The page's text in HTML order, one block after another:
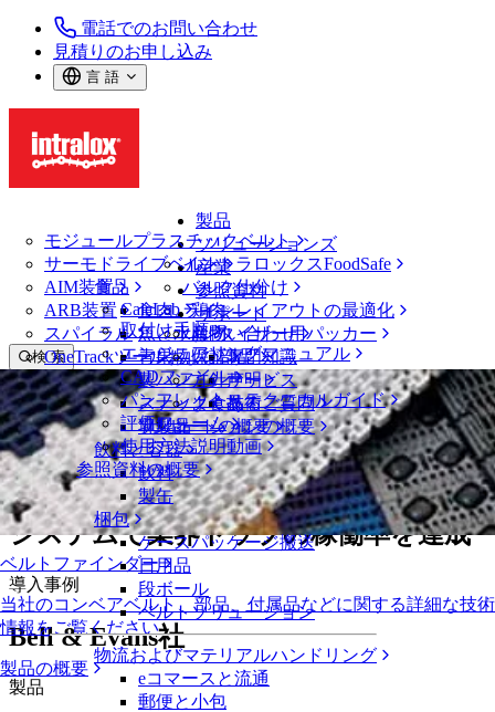
電話でのお問い合わせ
見積りのお申し込み
言 語
製品
モジュールプラスチックベルト
サーモドライブベルト
AIM装置
ARB装置
スパイラル
OneTrackツールおよび部品
ベルトファインダー
当社のコンベアベルト、部品、付属品などに関する詳細な技術
情報をご覧ください
製品の概要
ソリューションズ
イントラロックスFoodSafe
バルク仕分け
ラインレイアウトの最適化
パレタイザー用パッカー
専門知識
サービス
技術
ソリューションの概要
産業
食品
食肉、鶏肉
魚と水産物
青果物
製パン
スナック食品
乳製品
飲料と容器
飲料
製缶
梱包
ケースパッケージ搬送
日用品
段ボール
ベルトソリューション
物流およびマテリアルハンドリング
eコマースと流通
郵便と小包
参照資料
CalcLab
取付け手順
エンジニアリングマニュアル
CADファイル
パンフレット・テクニカルガイド
評価フォーム
使用方法説明動画
参照資料の概要
サポート
お問い合わせ
保証
方針声明
よくあるご質問
サポートの概要
検 索
メニューを開く
ニュース・メディア
受賞実績を持つBell & Evans社の鶏肉工
場がイントラロックスのボックス搬送
システムで業界トップの稼働率を達成
導入事例
Bell & Evans社
製品